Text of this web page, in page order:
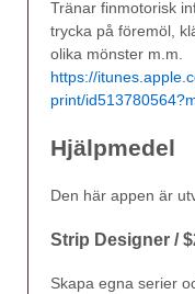
Tränar finmotorisk
trycka på föremöl,
olika mönster m.m.
https://
print/
Hjälpmedel
Den här appen är
Strip Designer /
Skapa egna serier